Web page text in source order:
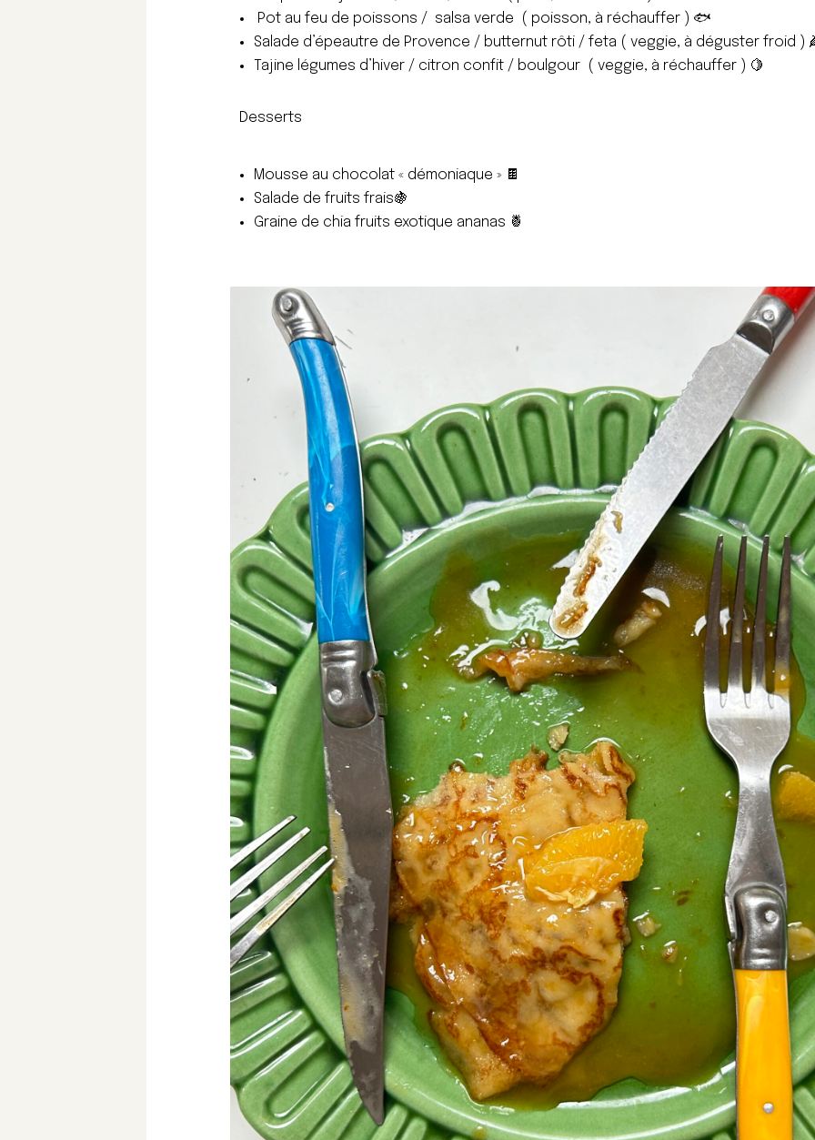
Pot au feu de poissons / salsa verde ( poisson, à réchauffer ) 🐟
Salade d’épeautre de Provence / butternut rôti / feta ( veggie, à déguster froid )
Tajine légumes d’hiver / citron confit / boulgour ( veggie, à réchauffer ) 🍋
Desserts
Mousse au chocolat « démoniaque » 🍫
Salade de fruits frais🍇
Graine de chia fruits exotique ananas 🍍